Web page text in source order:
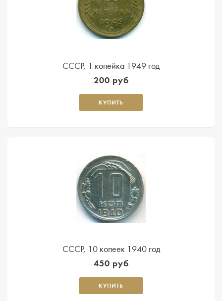
СССР, 1 копейка 1949 год
200 руб
КУПИТЬ
СССР, 10 копеек 1940 год
450 руб
КУПИТЬ